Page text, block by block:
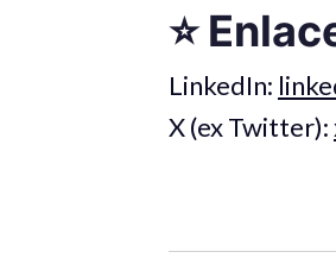
⭐️
LinkedIn:
X (ex Twitter):